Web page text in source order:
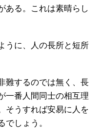
ある。これは素晴らし
うに、人の長所と短所
難するのでは無く、長
一番人間同士の相互理
そうすれば安易に人を
でしょう。